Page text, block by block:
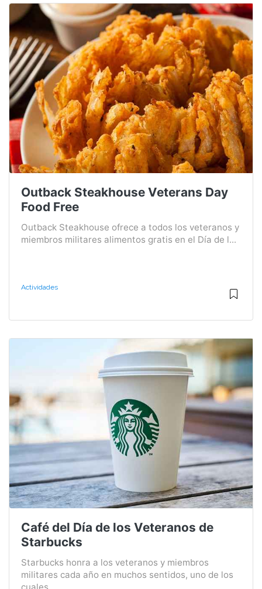
Outback Steakhouse Veterans Day
Food Free
Outback Steakhouse ofrece a todos los veteranos y
miembros militares alimentos gratis en el Día de l...
Actividades
Café del Día de los Veteranos de
Starbucks
Starbucks honra a los veteranos y miembros
militares cada año en muchos sentidos, uno de los
cuales ...